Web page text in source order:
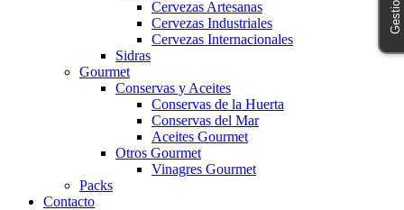
Cervezas Artesanas
Cervezas Industriales
Cervezas Internacionales
Sidras
Gourmet
Conservas y Aceites
Conservas de la Huerta
Conservas del Mar
Aceites Gourmet
Otros Gourmet
Vinagres Gourmet
Packs
Contacto